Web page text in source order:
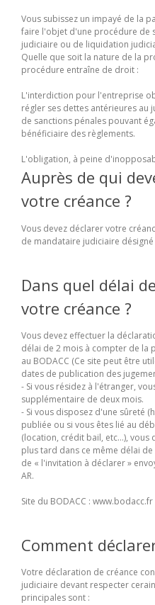
Vous subissez un impayé de la
faire l'objet d'une procédure de
judiciaire ou de liquidation
Quelle que soit la nature de la
procédure entraîne de droit :
L'interdiction pour l'entreprise
régler ses dettes antérieures au
de sanctions pénales pouvant
bénéficiaire des règlements.
L'obligation, à peine
Auprès de qui
votre créance ?
Vous devez déclarer votre
de mandataire judiciaire
Dans quel délai
votre créance ?
Vous devez effectuer la
délai de 2 mois à compter de la
au BODACC (Ce site peut être
dates de publication des
- Si vous résidez à l'étranger,
supplémentaire de deux mois.
- Si vous disposez d'une sûreté
publiée ou si vous êtes lié au
(location, crédit bail, etc...),
plus tard dans ce même délai
de « l'invitation à déclarer »
AR.
Site du BODACC : www.bodacc.fr
Comment
Votre déclaration de créance
judiciaire devant respecter
principales sont :